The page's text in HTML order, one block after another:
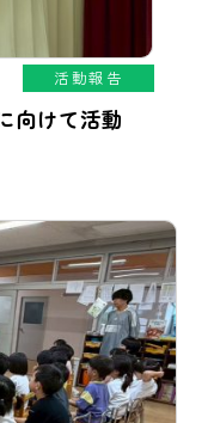
活動報告
向けて活動